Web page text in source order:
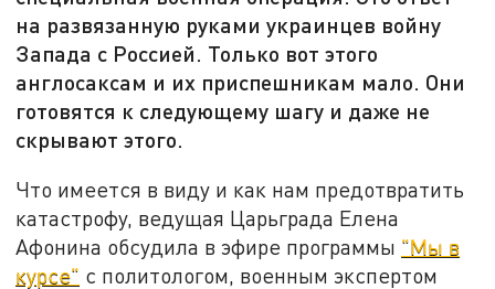
на развязанную руками украинцев войну
Запада с Россией. Только вот этого
англосаксам и их приспешникам мало. Они
готовятся к следующему шагу и даже не
скрывают этого.
Что имеется в виду и как нам предотвратить
катастрофу, ведущая Царьграда Елена
Афонина обсудила в эфире программы "Мы в
курсе" с политологом, военным экспертом